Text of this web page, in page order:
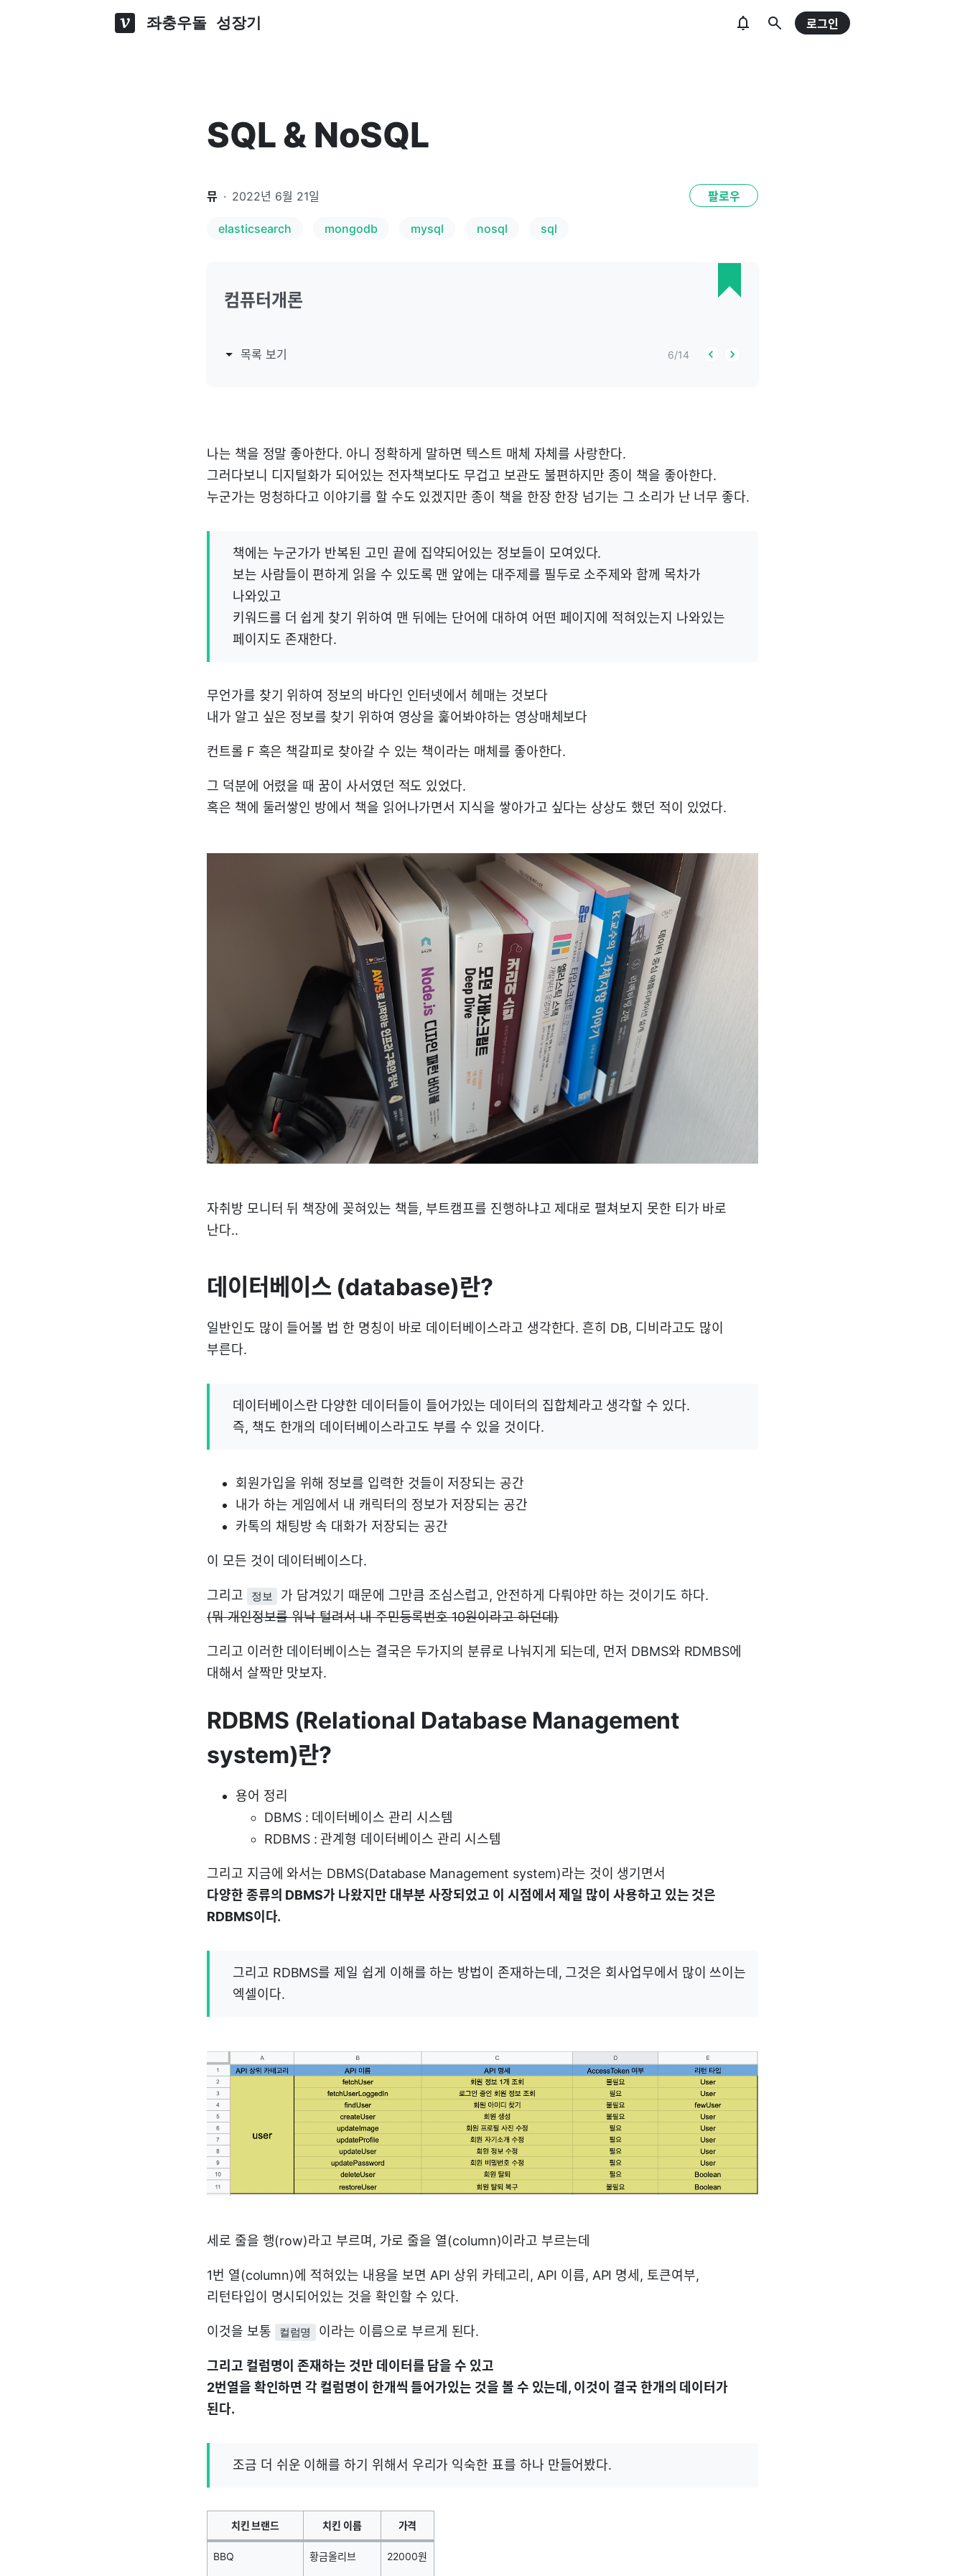
좌충우돌 성장기 로그인
SQL & NoSQL
뮤 · 2022년 6월 21일 팔로우
elasticsearch mongodb mysql nosql sql
컴퓨터개론
목록 보기 6/14
나는 책을 정말 좋아한다. 아니 정확하게 말하면 텍스트 매체 자체를 사랑한다.
그러다보니 디지털화가 되어있는 전자책보다도 무겁고 보관도 불편하지만 종이 책을 좋아한다.
누군가는 멍청하다고 이야기를 할 수도 있겠지만 종이 책을 한장 한장 넘기는 그 소리가 난 너무 좋다.
책에는 누군가가 반복된 고민 끝에 집약되어있는 정보들이 모여있다.
보는 사람들이 편하게 읽을 수 있도록 맨 앞에는 대주제를 필두로 소주제와 함께 목차가
나와있고
키워드를 더 쉽게 찾기 위하여 맨 뒤에는 단어에 대하여 어떤 페이지에 적혀있는지 나와있는
페이지도 존재한다.
무언가를 찾기 위하여 정보의 바다인 인터넷에서 헤매는 것보다
내가 알고 싶은 정보를 찾기 위하여 영상을 훑어봐야하는 영상매체보다
컨트롤 F 혹은 책갈피로 찾아갈 수 있는 책이라는 매체를 좋아한다.
그 덕분에 어렸을 때 꿈이 사서였던 적도 있었다.
혹은 책에 둘러쌓인 방에서 책을 읽어나가면서 지식을 쌓아가고 싶다는 상상도 했던 적이 있었다.
자취방 모니터 뒤 책장에 꽂혀있는 책들, 부트캠프를 진행하냐고 제대로 펼쳐보지 못한 티가 바로
난다..
데이터베이스 (database)란?
일반인도 많이 들어볼 법 한 명칭이 바로 데이터베이스라고 생각한다. 흔히 DB, 디비라고도 많이
부른다.
데이터베이스란 다양한 데이터들이 들어가있는 데이터의 집합체라고 생각할 수 있다.
즉, 책도 한개의 데이터베이스라고도 부를 수 있을 것이다.
회원가입을 위해 정보를 입력한 것들이 저장되는 공간
내가 하는 게임에서 내 캐릭터의 정보가 저장되는 공간
카톡의 채팅방 속 대화가 저장되는 공간
이 모든 것이 데이터베이스다.
그리고 정보
가 담겨있기 때문에 그만큼 조심스럽고, 안전하게 다뤄야만 하는 것이기도 하다.
(뭐 개인정보를 워낙 털려서 내 주민등록번호 10원이라고 하던데)
그리고 이러한 데이터베이스는 결국은 두가지의 분류로 나눠지게 되는데, 먼저 DBMS와 RDMBS에
대해서 살짝만 맛보자.
RDBMS (Relational Database Management
system)란?
용어 정리
DBMS : 데이터베이스 관리 시스템
RDBMS : 관계형 데이터베이스 관리 시스템
그리고 지금에 와서는 DBMS(Database Management system)라는 것이 생기면서
다양한 종류의 DBMS가 나왔지만 대부분 사장되었고 이 시점에서 제일 많이 사용하고 있는 것은
RDBMS이다.
그리고 RDBMS를 제일 쉽게 이해를 하는 방법이 존재하는데, 그것은 회사업무에서 많이 쓰이는
엑셀이다.
세로 줄을 행(row)라고 부르며, 가로 줄을 열(column)이라고 부르는데
1번 열(column)에 적혀있는 내용을 보면 API 상위 카테고리, API 이름, API 명세, 토큰여부,
리턴타입이 명시되어있는 것을 확인할 수 있다.
이것을 보통 컬럼명 이라는 이름으로 부르게 된다.
그리고 컬럼명이 존재하는 것만 데이터를 담을 수 있고
2번열을 확인하면 각 컬럼명이 한개씩 들어가있는 것을 볼 수 있는데, 이것이 결국 한개의 데이터가
된다.
조금 더 쉬운 이해를 하기 위해서 우리가 익숙한 표를 하나 만들어봤다.
치킨 브랜드 치킨 이름 가격
BBQ 황금올리브 22000원